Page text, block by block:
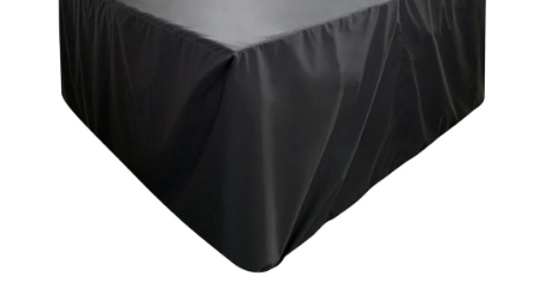
DEZINFEKCIA A ČISTENIE
PROTIZÁPLAVOVÉ A HASIACE ZARIADENIA
OBCHODNÉ PODMIENKY